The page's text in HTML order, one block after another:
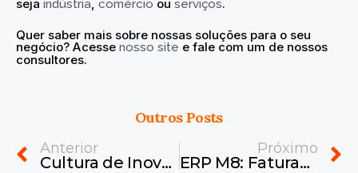
seja indústria, comércio ou serviços.
Quer saber mais sobre nossas soluções para o seu
negócio? Acesse nosso site e fale com um de nossos
consultores.
Outros Posts
Anterior
Cultura de Inovação: O Que Torna o ERP M8 uma Escolha Estratégica
Próximo
ERP M8: Faturamento Ágil e Integrado para Sua Empresa